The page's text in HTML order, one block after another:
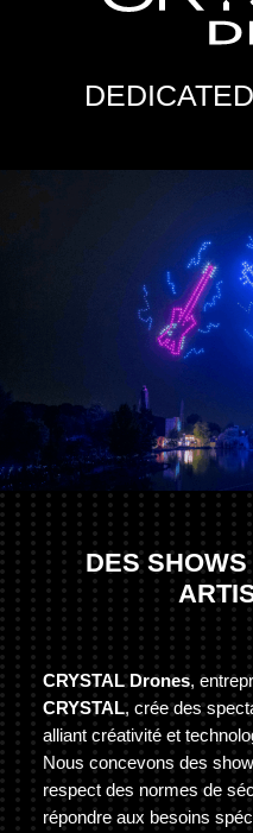
DES
CRYSTAL Drones,
CRYSTAL, crée des
alliant créativité et
Nous concevons des
respect des normes de
répondre aux besoins